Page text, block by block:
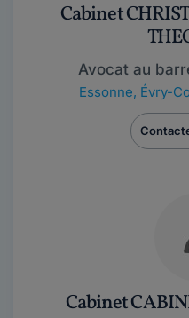
Cabinet
Avocat au
Essonne, Évry-
Cabinet